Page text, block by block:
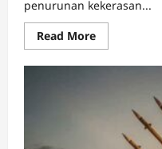
penurunan kekerasan...
Read MoreRead
more
Serangan
Gagalkan
Perdamaian